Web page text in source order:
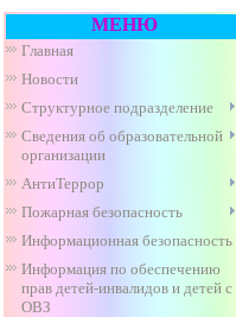
МЕНЮ
Главная
Новости
Структурное подразделение
Сведения об образовательной
организации
АнтиТеррор
Пожарная безопасность
Информационная безопасность
Информация по обеспечению
прав детей-инвалидов и детей с
ОВЗ